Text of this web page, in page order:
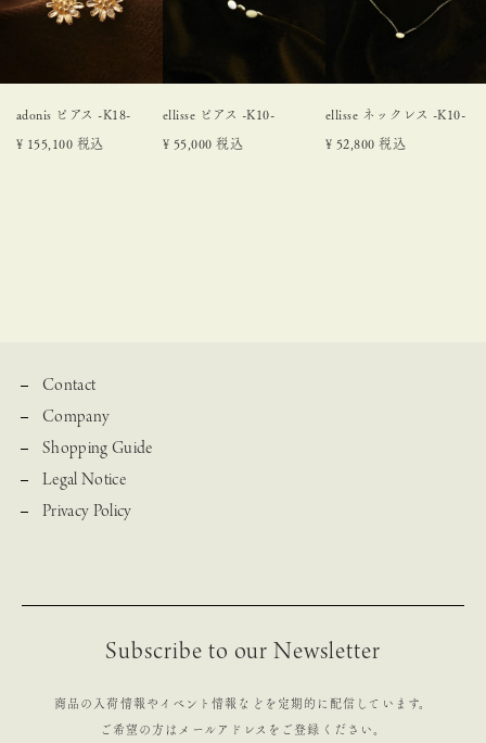
adonis ピアス -K18-
¥ 155,100 税込
ellisse ピアス -K10-
¥ 55,000 税込
ellisse ネックレス -K10-
¥ 52,800 税込
Subscribe to our Newsletter
商品の入荷情報やイベント情報などを定期的に配信しています。
ご希望の方はメールアドレスをご登録ください。
Contact
Company
Shopping Guide
Legal Notice
Privacy Policy